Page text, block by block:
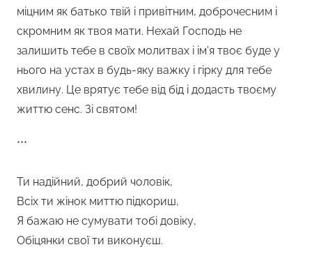
міцним як батько твій і привітним, доброчесним і
скромним як твоя мати. Нехай Господь не
залишить тебе в своїх молитвах і ім’я твоє буде у
нього на устах в будь-яку важку і гірку для тебе
хвилину. Це врятує тебе від бід і додасть твоєму
життю сенс. Зі святом!
***
Ти надійний, добрий чоловік,
Всіх ти жінок миттю підкориш,
Я бажаю не сумувати тобі довіку,
Обіцянки свої ти виконуєш.